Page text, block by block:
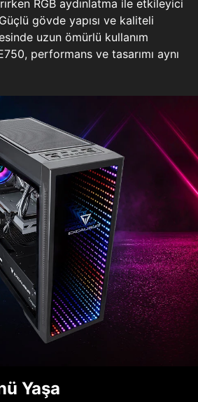
RGB aydınlatma ile etkileyici
gövde yapısı ve kaliteli
uzun ömürlü kullanım
performans ve tasarımı aynı
Yaşa